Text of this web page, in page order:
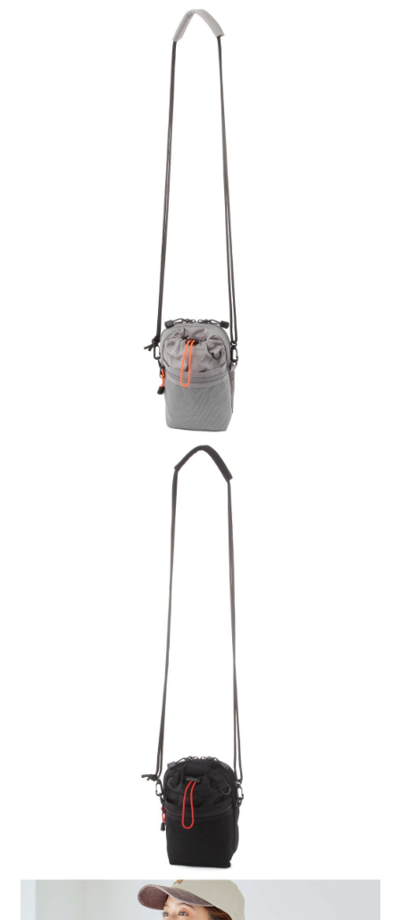
1.分期款項不併入電信帳單，「大哥付你分期」於每月結算日後寄送繳費提
2.透過簡訊連結打開帳單後，可選擇「超商條碼／台灣大直營門市／銀行轉
帳／街口支付／iPASS MONEY」等通路繳費。
1.本服務係由「台灣大哥大股份有限公司」（以下簡稱本公司）所提供，讓
用戶於交易時，得透過本服務購買商品或服務，並由商店將買賣／分期付款
買賣價金債權讓與本公司後，依約使用本公司帳單繳交帳款。
2.基於同意付款使用「大哥付你分期」之契約關係目的，商店將以您的個人
資料（包含姓名、電話或地址）提供予台灣大哥大進項蒐集、處理及利用，
由本公司與您本人進行分期帳單所需資料之確認、核對及更正。
3.完整用戶服務條款，請詳閱以下連結：
https://oppay.tw/userRule
３．安心：先確認商品／服務後，再付款。
【「AFTEE先享後付」結帳流程】
１．於結帳方式選擇「AFTEE先享後付」後，將跳轉至「AFTEE先享後付」
結帳頁面，進行簡訊認證並確認金額後，即可完成結帳。
２．訂單成立數日內，您將收到繳費通知簡訊。
３．收到繳費通知簡訊後14天內，點擊此簡訊中的連結，可透過四大超商／
ATM／網路銀行／等多元方式進行付款，方視為交易完成。
※ 請注意：結帳手續完成當下不需立刻繳費，但若您需要取消訂單，請聯絡
購買商品的店家。未經商家同意取消之訂單仍視為有效，需透過AFTEE先享
※ 交易是否成功請以「AFTEE先享後付 」之結帳頁面顯示為準，若有關於
是否繳費成功／繳費後需取消欲退款等相關疑問，請聯繫「AFTEE先享後付
https://netprotections.freshdesk.com/support/home
１．透過由恩沛科技股份有限公司提供之「AFTEE先享後付」服務完成之交
易，需依本服務之必要範圍內提供個人資料，並將交易相關給付款項請求債
權轉讓予恩沛科技股份有限公司。
２．關於個人資料處理事宜，請瀏覽以下網址：
３．未成年的使用者請事先徵得法定代理人或監護人之同意方可使用
「AFTEE先享後付」，若未經同意申辦者引起之損失，本公司不負相關責
４．使用「AFTEE先享後付」時，將依據個別帳號之用戶狀況，依本公司即
時審查核予不同之上限額度；若仍有額度不足之情形，本公司將視審查結果
５．嚴禁一人註冊多個帳號或使用他人資訊註冊。若發現惡意使用之情形，
每筆NT$80，滿NT$1,500(含以上)免運費
每筆NT$80，滿NT$1,500(含以上)免運費
每筆NT$80，滿NT$1,500(含以上)免運費
每筆NT$80，滿NT$1,500(含以上)免運費